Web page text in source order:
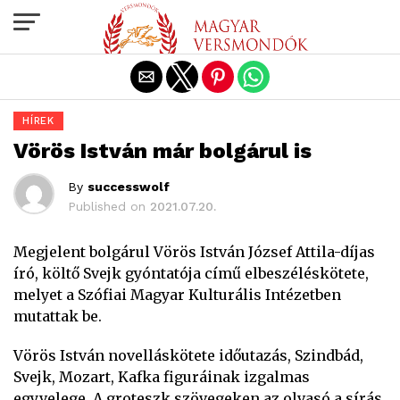
HÍREK
Vörös István már bolgárul is
By successwolf
Published on 2021.07.20.
Megjelent bolgárul Vörös István József Attila-díjas
író, költő Svejk gyóntatója című elbeszéléskötete,
melyet a Szófiai Magyar Kulturális Intézetben
mutattak be.
Vörös István novelláskötete időutazás, Szindbád,
Svejk, Mozart, Kafka figuráinak izgalmas
Exit mobile version